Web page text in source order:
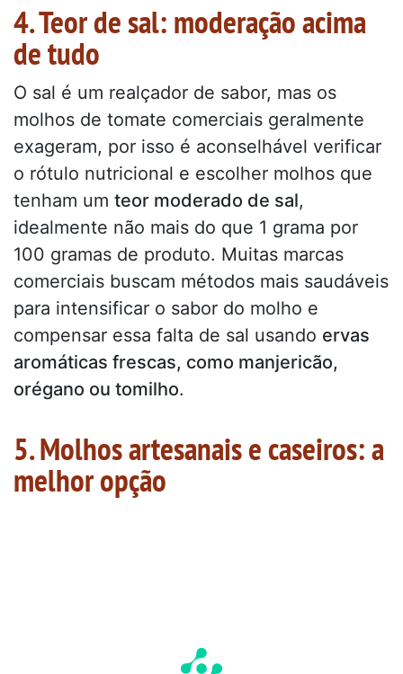
4. Teor de sal: moderação acima
de tudo
O sal é um realçador de sabor, mas os
molhos de tomate comerciais geralmente
exageram, por isso é aconselhável verificar
o rótulo nutricional e escolher molhos que
tenham um teor moderado de sal,
idealmente não mais do que 1 grama por
100 gramas de produto. Muitas marcas
comerciais buscam métodos mais saudáveis
para intensificar o sabor do molho e
compensar essa falta de sal usando ervas
aromáticas frescas, como manjericão,
orégano ou tomilho.
5. Molhos artesanais e caseiros: a
melhor opção